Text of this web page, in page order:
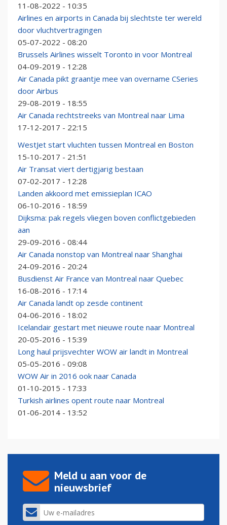
11-08-2022 - 10:35
Airlines en airports in Canada bij slechtste ter wereld
door vluchtvertragingen
05-07-2022 - 08:20
Brussels Airlines wisselt Toronto in voor Montreal
04-09-2019 - 12:28
Air Canada pikt graantje mee van overname CSeries
door Airbus
29-08-2019 - 18:55
Air Canada rechtstreeks van Montreal naar Lima
17-12-2017 - 22:15
WestJet start vluchten tussen Montreal en Boston
15-10-2017 - 21:51
Air Transat viert dertigjarig bestaan
07-02-2017 - 12:28
Landen akkoord met emissieplan ICAO
06-10-2016 - 18:59
Dijksma: pak regels vliegen boven conflictgebieden
aan
29-09-2016 - 08:44
Air Canada nonstop van Montreal naar Shanghai
24-09-2016 - 20:24
Busdienst Air France van Montreal naar Quebec
16-08-2016 - 17:14
Air Canada landt op zesde continent
04-06-2016 - 18:02
Icelandair gestart met nieuwe route naar Montreal
20-05-2016 - 15:39
Long haul prijsvechter WOW air landt in Montreal
05-05-2016 - 09:08
WOW Air in 2016 ook naar Canada
01-10-2015 - 17:33
Turkish airlines opent route naar Montreal
01-06-2014 - 13:52
Meld u aan voor de
nieuwsbrief